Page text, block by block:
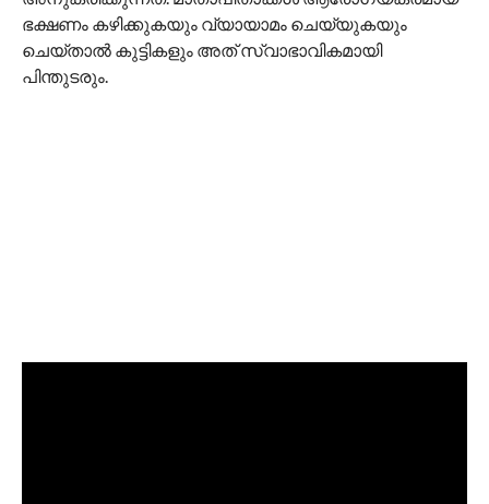
ഭക്ഷണം കഴിക്കുകയും വ്യായാമം ചെയ്യുകയും
ചെയ്താൽ കുട്ടികളും അത് സ്വാഭാവികമായി
പിന്തുടരും.